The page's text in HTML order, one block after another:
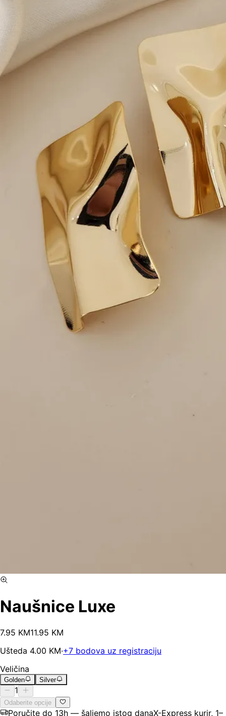
Naušnice Luxe
7.95 KM11.95 KM
Ušteda 4.00 KM·+7 bodova uz registraciju
Veličina
Golden Silver
1
Odaberite opcije
Poručite do 13h — šaljemo istog danaX-Express kurir, 1–